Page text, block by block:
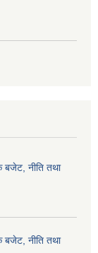
बजेट, नीति तथा
बजेट, नीति तथा